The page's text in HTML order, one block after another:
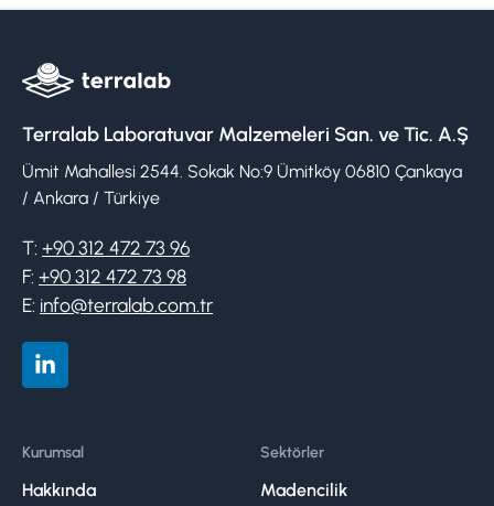
Terralab Laboratuvar Malzemeleri San. ve Tic. A.Ş
Ümit Mahallesi 2544. Sokak No:9 Ümitköy 06810 Çankaya
/ Ankara / Türkiye
T: +90 312 472 73 96
F: +90 312 472 73 98
E: info@terralab.com.tr
Kurumsal
Hakkında
Sektörler
Madencilik